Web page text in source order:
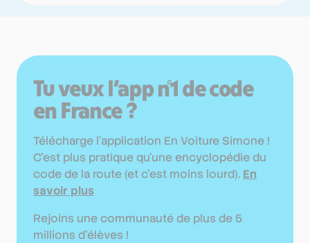
Tu veux l’app n°1 de code
en France ?
Télécharge l’application En Voiture Simone !
C'est plus pratique qu'une encyclopédie du
code de la route (et c'est moins lourd). En
savoir plus
Rejoins une communauté de plus de 5
millions d'élèves !